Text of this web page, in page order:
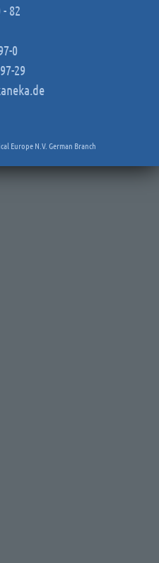
82
0
29
Europe N.V. German Branch